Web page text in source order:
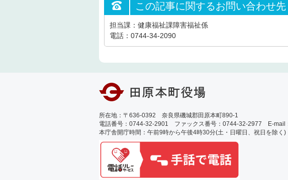
この記事に関するお問い合わせ先
担当課：健康福祉課障害福祉係
電話：0744-34-2090
所在地：〒636-0392 奈良県磯城郡田原本町890-1
電話番号：0744-32-2901 ファックス番号：0744-32-2977 E-mail
本庁舎開庁時間：午前9時から午後4時30分(土・日曜日、祝日を除く)